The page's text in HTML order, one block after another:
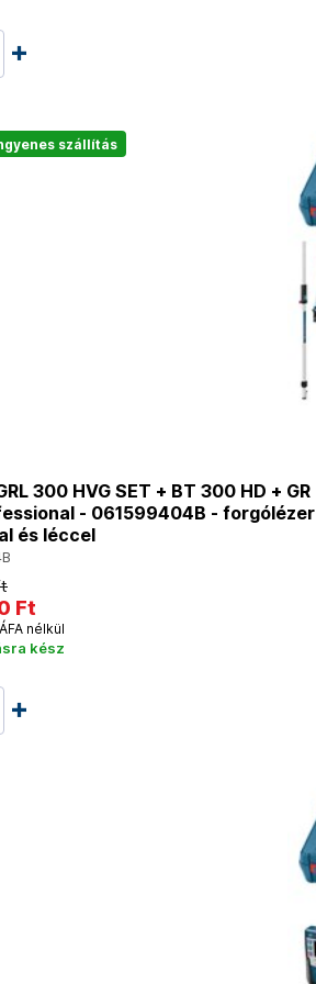
szállítás
300 HVG SET + BT 300 HD + GR
- 061599404B - forgólézer
és léccel
Ft
nélkül
kész